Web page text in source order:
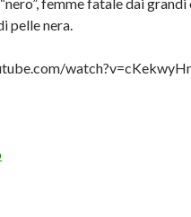
pelle nera.